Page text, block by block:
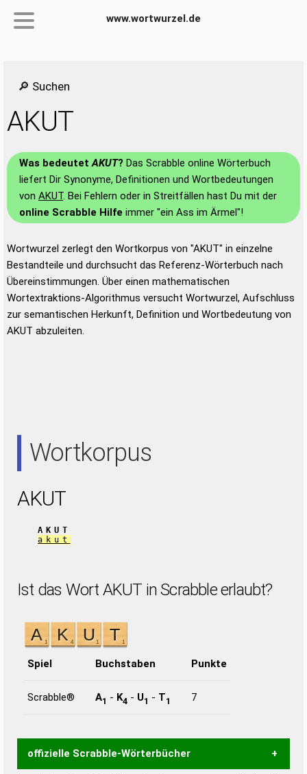
www.wortwurzel.de
🔎 Suchen
AKUT
Was bedeutetAKUT? Das Scrabble online Wörterbuch
liefert Dir Synonyme, Definitionen und Wortbedeutungen
von AKUT. Bei Fehlern oder in Streitfällen hast Du mit der
online Scrabble Hilfe immer "ein Ass im Ärmel"!
Wortwurzel zerlegt den Wortkorpus von "AKUT" in einzelne
Bestandteile und durchsucht das Referenz-Wörterbuch nach
Übereinstimmungen. Über einen mathematischen
Wortextraktions-Algorithmus versucht Wortwurzel, Aufschluss
zur semantischen Herkunft, Definition und Wortbedeutung von
AKUT abzuleiten.
Wortkorpus
AKUT
AKUT
akut
Ist das Wort AKUT in Scrabble erlaubt?
Spiel Buchstaben Punkte
Scrabble® A1 - K4 - U1 - T1 7
offizielle Scrabble-Wörterbücher